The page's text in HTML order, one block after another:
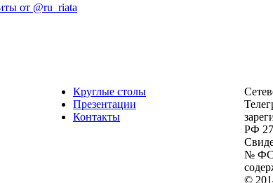
от @ru_riata
Круглые столы
Презентации
Контакты
РФ
№ ФС
©